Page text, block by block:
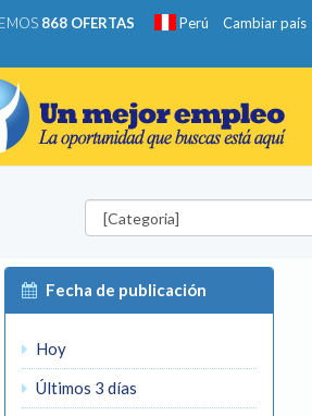
868 OFERTAS Perú Cambiar país
Categorías
Fecha de publicación
Hoy
Últimos 3 días